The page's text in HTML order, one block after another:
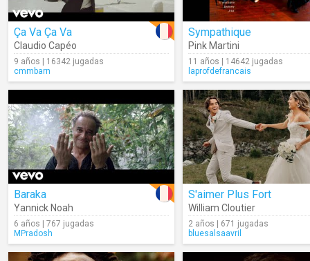
Ça Va Ça Va
Claudio Capéo
9 años | 16342 jugadas
cmmbarn
Sympathique
Pink Martini
11 años | 14642 jugadas
laprofdefrancais
Baraka
Yannick Noah
6 años | 767 jugadas
MPradosh
S'aimer Plus Fort
William Cloutier
2 años | 671 jugadas
bluesalsaavril